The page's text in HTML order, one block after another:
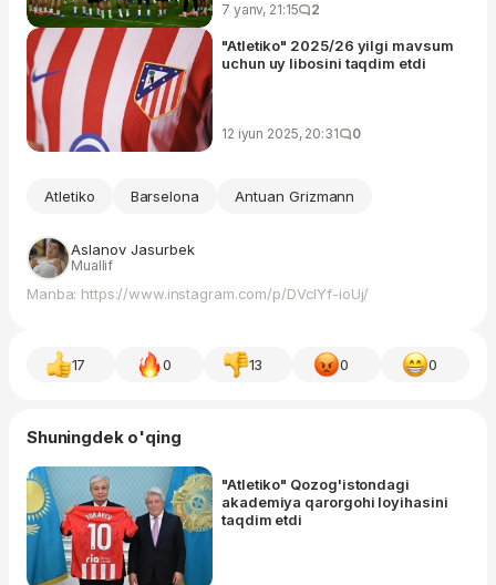
7 yanv, 21:15 2
"Atletiko" 2025/26 yilgi mavsum
uchun uy libosini taqdim etdi
12 iyun 2025, 20:31 0
Atletiko Barselona Antuan Grizmann
Aslanov Jasurbek
Muallif
Manba: https://www.instagram.com/p/DVcIYf-ioUj/
17 0 13 0 0
Shuningdek o'qing
"Atletiko" Qozog'istondagi
akademiya qarorgohi loyihasini
taqdim etdi